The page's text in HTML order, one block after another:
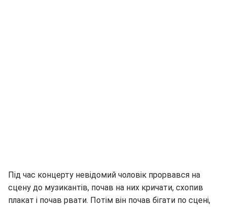
Під час концерту невідомий чоловік прорвався на
сцену до музикантів, почав на них кричати, схопив
плакат і почав рвати. Потім він почав бігати по сцені,